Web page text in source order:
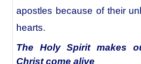
apostles because of their
hearts.
The Holy Spirit makes
Christ come alive